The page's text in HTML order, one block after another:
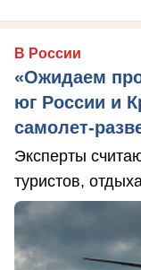
В России
«Ожидаем
юг России и
самолет-
Эксперты
туристов,